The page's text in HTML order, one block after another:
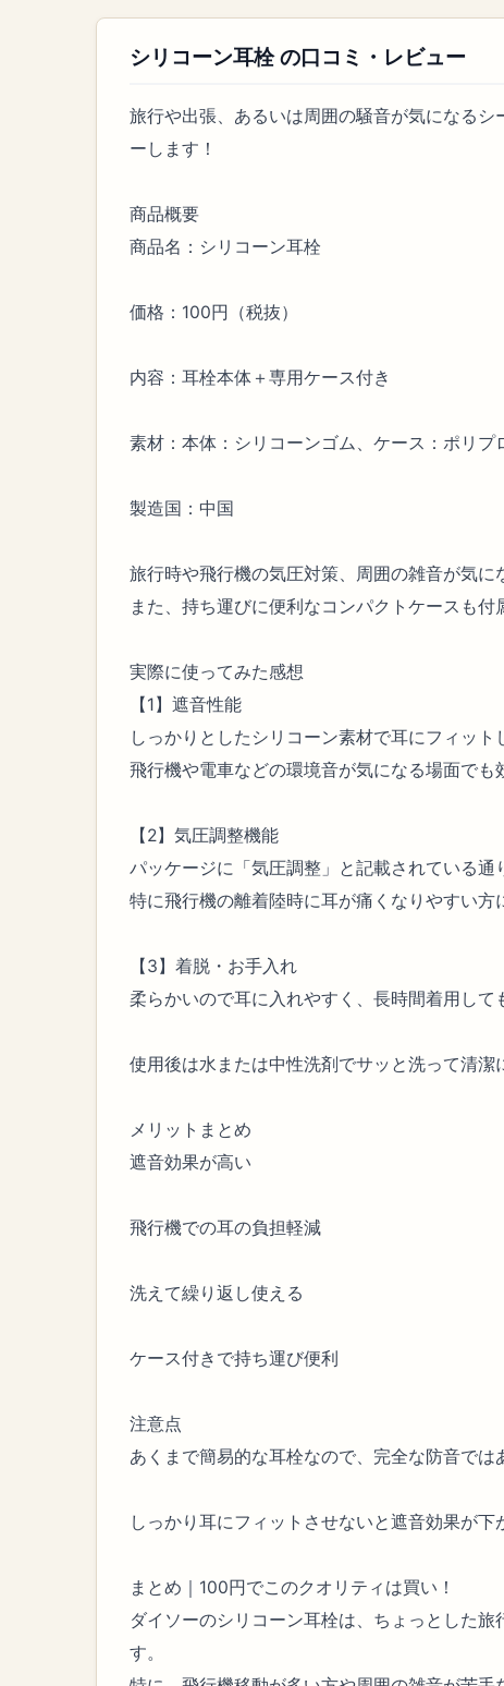
シリコーン耳栓 の口コミ・レビュー
旅行や出張、あるいは周囲の騒音が気になる
ーします！
商品概要
商品名：シリコーン耳栓
価格：100円（税抜）
内容：耳栓本体＋専用ケース付き
素材：本体：シリコーンゴム、ケース：ポリプ
製造国：中国
旅行時や飛行機の気圧対策、周囲の雑音が気に
また、持ち運びに便利なコンパクトケースも付
実際に使ってみた感想
【1】遮音性能
しっかりとしたシリコーン素材で耳にフィット
飛行機や電車などの環境音が気になる場面でも
【2】気圧調整機能
パッケージに「気圧調整」と記載されている通
特に飛行機の離着陸時に耳が痛くなりやすい方
【3】着脱・お手入れ
柔らかいので耳に入れやすく、長時間着用して
使用後は水または中性洗剤でサッと洗って清潔
メリットまとめ
遮音効果が高い
飛行機での耳の負担軽減
洗えて繰り返し使える
ケース付きで持ち運び便利
注意点
あくまで簡易的な耳栓なので、完全な防音では
しっかり耳にフィットさせないと遮音効果が下
まとめ｜100円でこのクオリティは買い！
ダイソーのシリコーン耳栓は、ちょっとした
す。